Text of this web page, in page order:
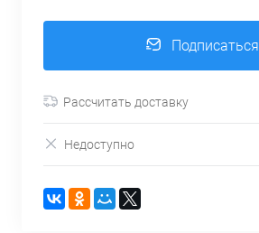
Подписаться
Рассчитать доставку
Недоступно